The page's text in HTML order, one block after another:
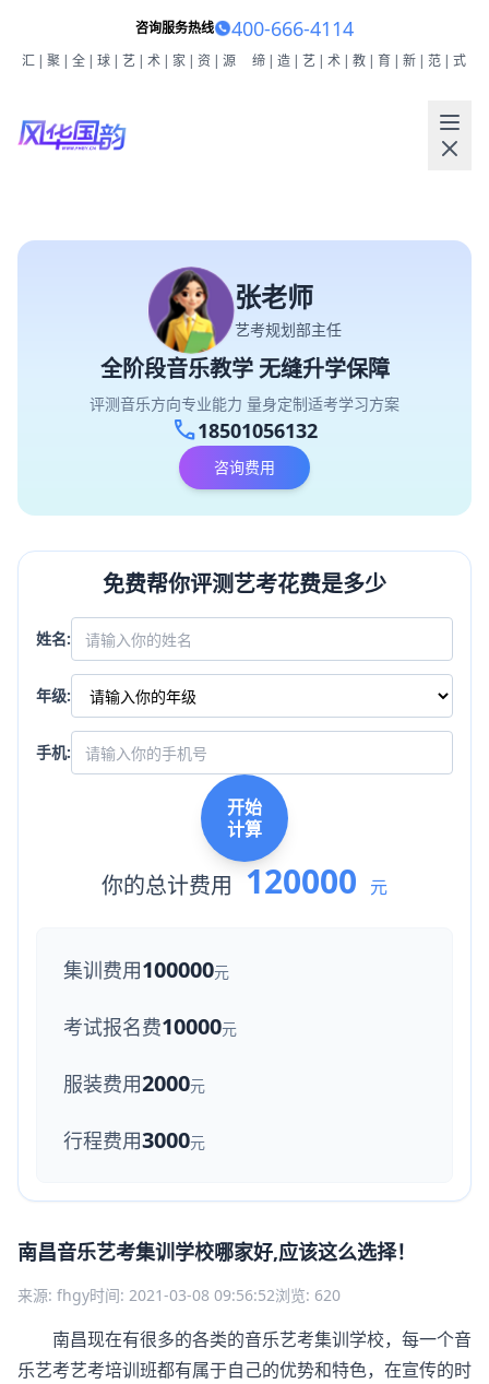
咨询服务热线 400-666-4114
汇|聚|全|球|艺|术|家|资|源 缔|造|艺|术|教|育|新|范|式
张老师
艺考规划部主任
全阶段音乐教学 无缝升学保障
评测音乐方向专业能力 量身定制适考学习方案
call18501056132
咨询费用
免费帮你评测艺考花费是多少
姓名:
年级:
手机:
开始
计算
你的总计费用 120000 元
集训费用100000元
考试报名费10000元
服装费用2000元
行程费用3000元
南昌音乐艺考集训学校哪家好,应该这么选择！
来源: fhgy时间: 2021-03-08 09:56:52浏览: 620
南昌现在有很多的各类的音乐艺考集训学校，每一个音
乐艺考艺考培训班都有属于自己的优势和特色，在宣传的时